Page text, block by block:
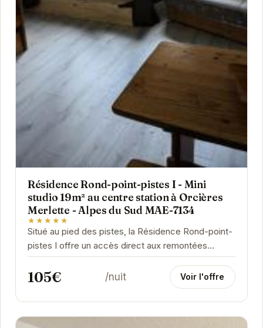
Résidence Rond-point-pistes I - Mini
studio 19m² au centre station à Orcières
Merlette - Alpes du Sud MAE-7134
★★★★★
Situé au pied des pistes, la Résidence Rond-point-
pistes I offre un accès direct aux remontées
mécaniques et aux activités de la station. Ce...
105€ /nuit Voir l'offre